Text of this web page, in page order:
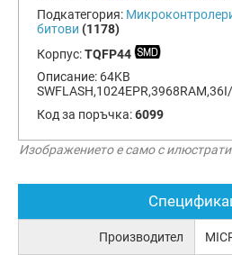
Подкатегория:
битови (1178)
Корпус:TQFP44
Описание: 64KB
Код за поръчка:6099
Изображението е само с
Производител